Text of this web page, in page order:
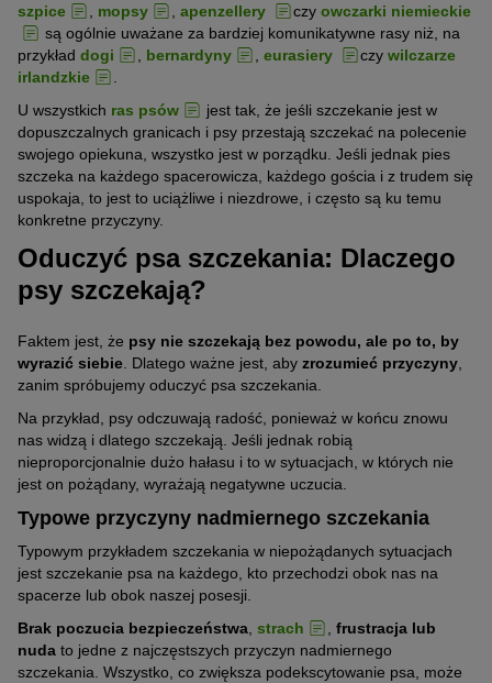
szpice
mopsy apenzellery czy owczarki niemieckie
są ogólnie uważane za bardziej komunikatywne rasy niż, na
przykład dogi bernardyny eurasiery czy wilczarze
irlandzkie
U wszystkich ras psów
jest tak, że jeśli szczekanie jest w
dopuszczalnych granicach i psy przestają szczekać na polecenie
swojego opiekuna, wszystko jest w porządku. Jeśli jednak pies
szczeka na każdego spacerowicza, każdego gościa i z trudem się
uspokaja, to jest to uciążliwe i niezdrowe, i często są ku temu
konkretne przyczyny.
Oduczyć psa szczekania: Dlaczego
psy szczekają?
Faktem jest, że psy nie szczekają bez powodu, ale po to, by
wyrazić siebie . Dlatego ważne jest, aby zrozumieć przyczyny
zanim spróbujemy oduczyć psa szczekania.
Na przykład, psy odczuwają radość, ponieważ w końcu znowu
nas widzą i dlatego szczekają. Jeśli jednak robią
nieproporcjonalnie dużo hałasu i to w sytuacjach, w których nie
jest on pożądany, wyrażają negatywne uczucia.
Typowe przyczyny nadmiernego szczekania
Typowym przykładem szczekania w niepożądanych sytuacjach
jest szczekanie psa na każdego, kto przechodzi obok nas na
spacerze lub obok naszej posesji.
Brak poczucia bezpieczeństwa strach
frustracja lub
nuda to jedne z najczęstszych przyczyn nadmiernego
szczekania. Wszystko, co zwiększa podekscytowanie psa, może